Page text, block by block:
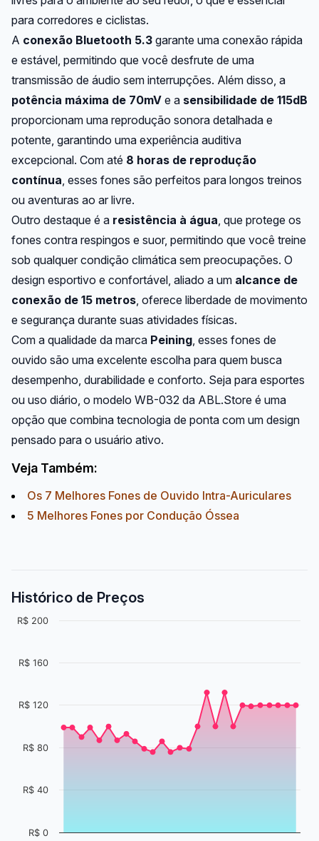
para corredores e ciclistas.
A conexão Bluetooth 5.3 garante uma conexão rápida
e estável, permitindo que você desfrute de uma
transmissão de áudio sem interrupções. Além disso, a
potência máxima de 70mV e a sensibilidade de 115dB
proporcionam uma reprodução sonora detalhada e
potente, garantindo uma experiência auditiva
excepcional. Com até 8 horas de reprodução
contínua, esses fones são perfeitos para longos treinos
ou aventuras ao ar livre.
Outro destaque é a resistência à água, que protege os
fones contra respingos e suor, permitindo que você treine
sob qualquer condição climática sem preocupações. O
design esportivo e confortável, aliado a um alcance de
conexão de 15 metros, oferece liberdade de movimento
e segurança durante suas atividades físicas.
Com a qualidade da marca Peining, esses fones de
ouvido são uma excelente escolha para quem busca
desempenho, durabilidade e conforto. Seja para esportes
ou uso diário, o modelo WB-032 da ABL.Store é uma
opção que combina tecnologia de ponta com um design
pensado para o usuário ativo.
Veja Também:
Os 7 Melhores Fones de Ouvido Intra-Auriculares
5 Melhores Fones por Condução Óssea
Histórico de Preços
R$ 0
R$ 40
R$ 80
R$ 120
R$ 160
R$ 200